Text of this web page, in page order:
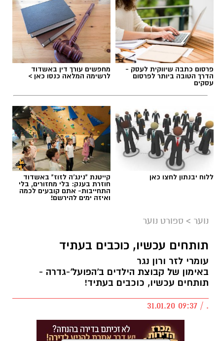
פרסום כתבה שיווקית לעסק -
הדרך הטובה ביותר לפרסום
עסקים
מחפשים עורך דין באשדוד
לרשימה המלאה כנסו כאן >
ללוח יבנתון לחצו כאן קייטנת "נינג'ה לזוז" באשדוד
חוזרת בענק: בלי מחזורים, בלי
התחייבות- אתם קובעים לכמה
ואיזה ימים להירשם!
נוער > ספורט נוער
תותחים עכשיו, כוכבים בעתיד
עומרי לזר ורון נגר
באימון של קבוצת הילדים ב'הפועל'-גדרה -
תותחים עכשיו, כוכבים בעתיד!
. / 09:37 31.01.20